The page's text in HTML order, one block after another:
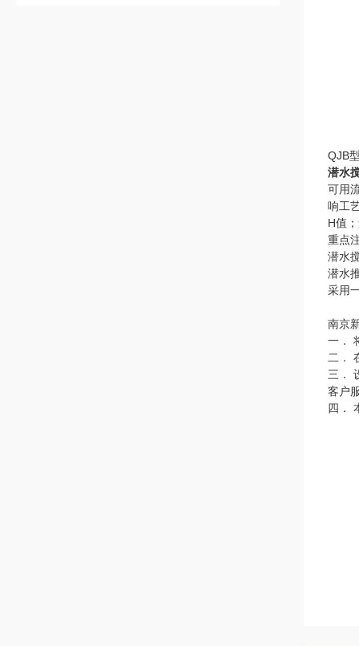
QJB
潜水
可用
响工
H值
重点
潜水
潜水
采用
南京
一．
二．
三．
客户
四．